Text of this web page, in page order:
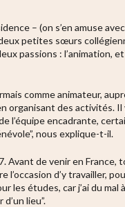
– (on s’en amuse
petites sœurs
passions : l’animation,
comme animateur,
organisant des activités. Il
l’équipe encadrante,
nous explique-t-il.
Avant de venir en
d’y travailler,
études, car j’ai du
lieu”.